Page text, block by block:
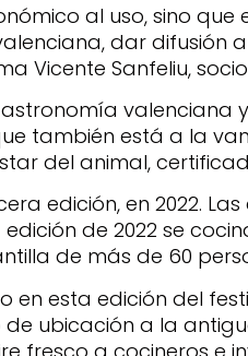
al uso, sino
dar difusión
Vicente Sanfeliu,
valenciana
también está a la
del animal,
edición, en 2022.
de 2022 se
de más de 60
en esta edición del
ubicación a la